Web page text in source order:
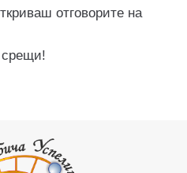
отговорите на
срещи!